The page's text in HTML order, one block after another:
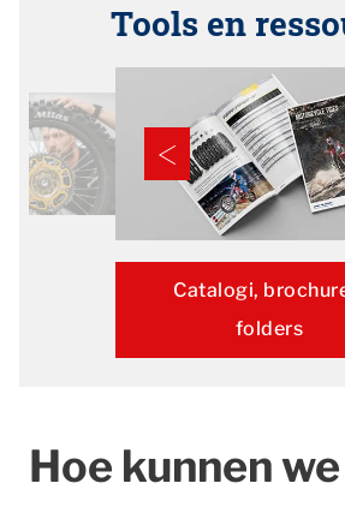
Tools en
Catalogi,
folders
Hoe kunnen